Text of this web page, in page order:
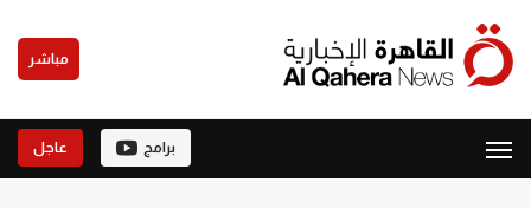
مباشر
برامج عاجل